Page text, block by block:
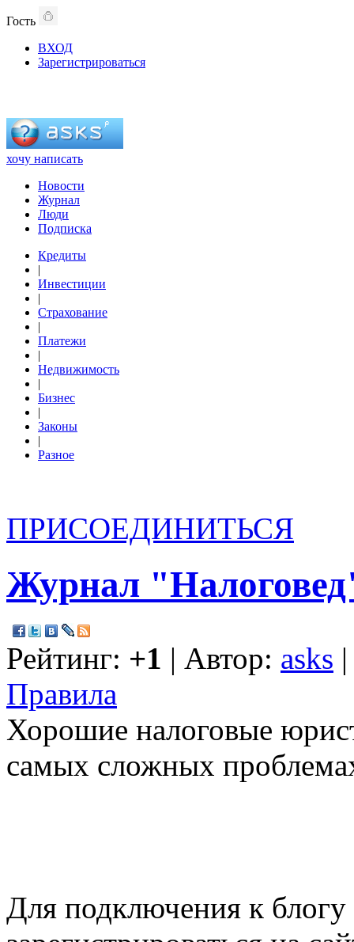
Гость
ВХОД
Зарегистрироваться
хочу написать
Новости
Журнал
Люди
Подписка
Кредиты
|
Инвестиции
|
Страхование
|
Платежи
|
Недвижимость
|
Бизнес
|
Законы
|
Разное
ПРИСОЕДИНИТЬСЯ
Журнал
Рейтинг: +1 | Автор: asks
Правила
Хорошие налоговые
самых сложных
Для подключения к